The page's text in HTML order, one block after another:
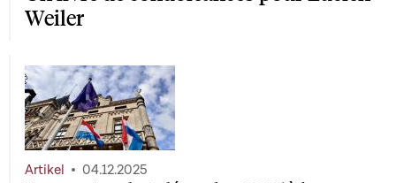
Weiler
Artikel 04.12.2025